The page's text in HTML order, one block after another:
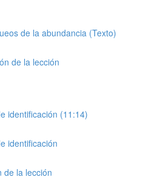
de la abundancia (Texto)
de la lección
identificación (11:14)
identificación
de la lección